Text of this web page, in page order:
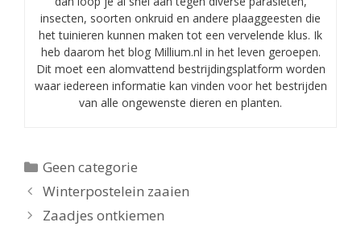
insecten, soorten onkruid en andere plaaggeesten die
het tuinieren kunnen maken tot een vervelende klus. Ik
heb daarom het blog Millium.nl in het leven geroepen.
Dit moet een alomvattend bestrijdingsplatform worden
waar iedereen informatie kan vinden voor het bestrijden
van alle ongewenste dieren en planten.
Categorieën
Geen categorie
Winterpostelein zaaien
Zaadjes ontkiemen